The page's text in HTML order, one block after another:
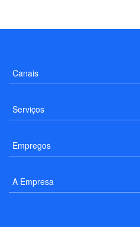
Canais
Serviços
Empregos
A Empresa